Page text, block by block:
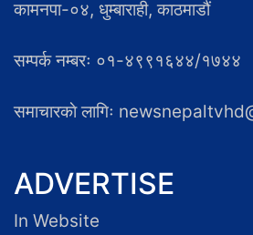
कामनपा-०४, धुम्बाराही, काठमाडौं
सम्पर्क नम्बरः ०१-४९९१६४४/१७४४
समाचारकाे लागिः
ADVERTISE
In Website